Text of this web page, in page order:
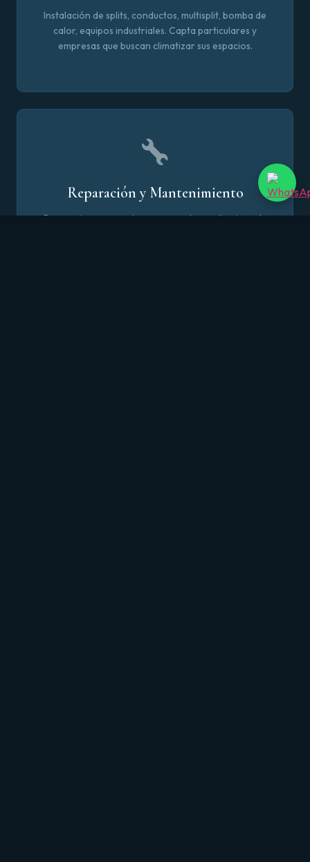
Instalación de splits, conductos, multisplit, bomba de
calor, equipos industriales. Capta particulares y
empresas que buscan climatizar sus espacios.
Reparación y Mantenimiento
Reparaciones urgentes, recarga de gas, limpieza de